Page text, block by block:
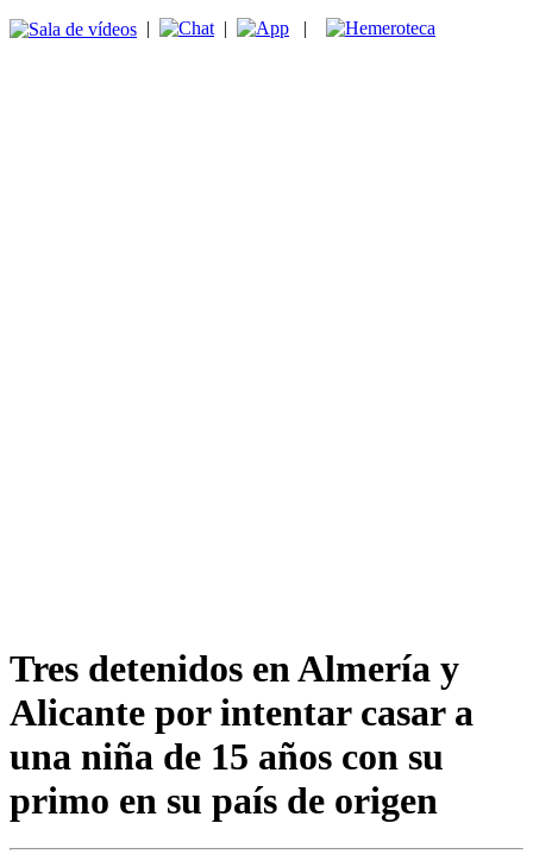
| | |
Tres detenidos en Almería y
Alicante por intentar casar a
una niña de 15 años con su
primo en su país de origen